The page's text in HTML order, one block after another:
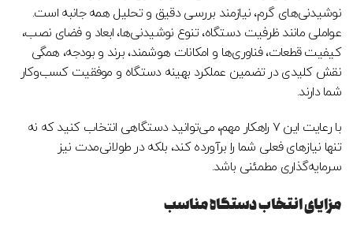
نوشیدنی‌های گرم، نیازمند بررسی دقیق و تحلیل همه جانبه است.
عواملی مانند ظرفیت دستگاه، تنوع نوشیدنی‌ها، ابعاد و فضای نصب،
کیفیت قطعات، فناوری‌ها و امکانات هوشمند، برند و بودجه، همگی
نقش کلیدی در تضمین عملکرد بهینه دستگاه و موفقیت کسب‌وکار
شما دارند.
با رعایت این ۷ راهکار مهم، می‌توانید دستگاهی انتخاب کنید که نه
تنها نیازهای فعلی شما را برآورده کند، بلکه در طولانی‌مدت نیز
سرمایه‌گذاری مطمئنی باشد.
مزایای انتخاب دستگاه مناسب